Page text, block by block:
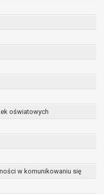
oświatowych
w komunikowaniu się
przetwarzane
celu dla jakiego
z terminami
przepisy prawa
przetwarzane są
dane dotyczą
czasu wycofania tej
przetwarzane są
przetwarzanie
do realizacji
w zakresie
prawa lub dla
roszczeń, a w